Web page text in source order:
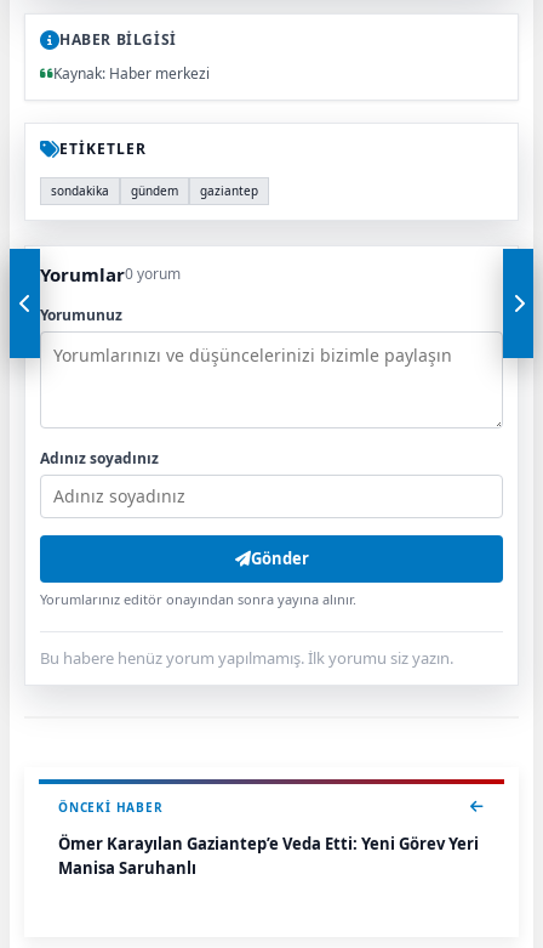
HABER BİLGİSİ
Kaynak: Haber merkezi
ETİKETLER
sondakika gündem gaziantep
Yorumlar0 yorum
Yorumunuz
Adınız soyadınız
Gönder
Yorumlarınız editör onayından sonra yayına alınır.
Bu habere henüz yorum yapılmamış. İlk yorumu siz yazın.
ÖNCEKI HABER
Ömer Karayılan Gaziantep’e Veda Etti: Yeni Görev Yeri
Manisa Saruhanlı